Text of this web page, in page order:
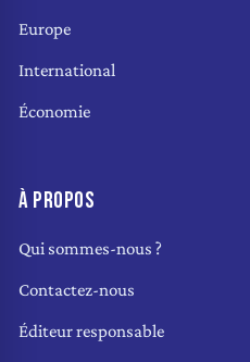
Europe
International
Économie
À PROPOS
Qui sommes-nous ?
Contactez-nous
Éditeur responsable